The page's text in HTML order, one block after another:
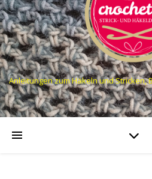
Anleitungen zum Häkeln und Stricken,